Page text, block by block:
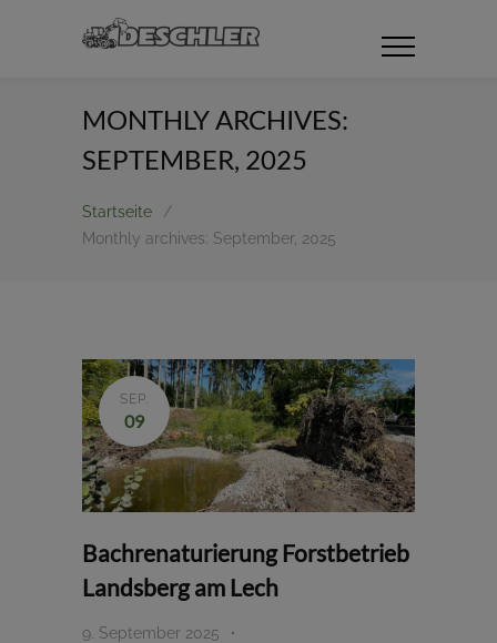
MONTHLY ARCHIVES:
SEPTEMBER, 2025
Startseite
/
Monthly archives: September, 2025
SEP.
09
Bachrenaturierung Forstbetrieb
Landsberg am Lech
9. September 2025